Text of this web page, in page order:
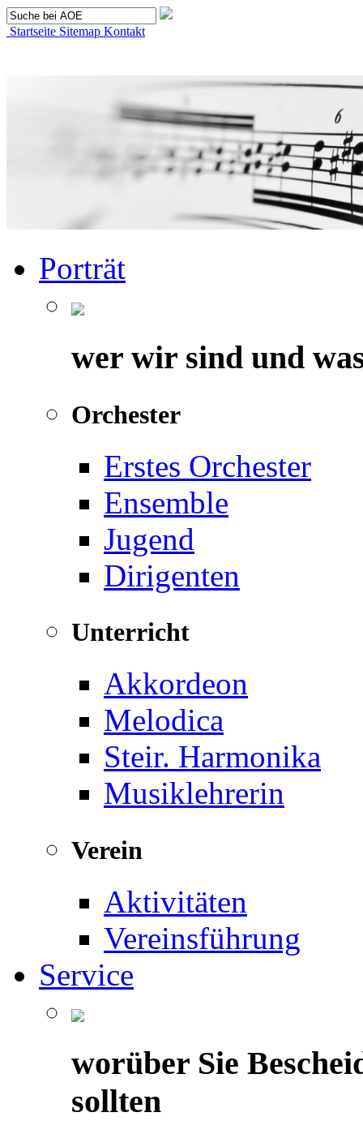
Startseite Sitemap Kontakt
Porträt
wer wir sind und
Orchester
Erstes Orchester
Ensemble
Jugend
Dirigenten
Unterricht
Akkordeon
Melodica
Steir. Harmonika
Musiklehrerin
Verein
Aktivitäten
Vereinsführung
Service
worüber Sie
sollten